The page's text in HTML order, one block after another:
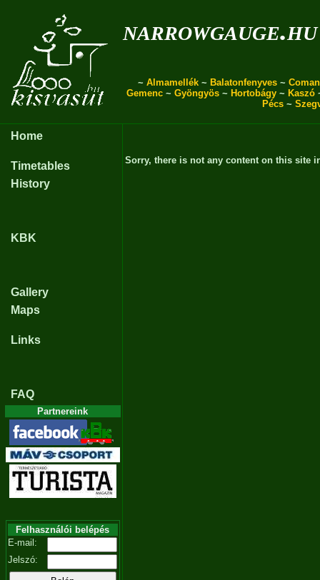
narrowgauge.hu
~ Almamellék ~ Balatonfenyves ~
Gemenc ~ Gyöngyös ~ Hortobágy ~ Kaszó
Pécs ~
Home
Timetables
History
KBK
Gallery
Maps
Links
FAQ
Partnereink
Felhasználói belépés
E-mail:
Jelszó:
Sorry, there is not any content on this site